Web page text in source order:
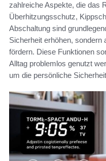
zahlreiche Aspekte, die das
Überhitzungsschutz,
Abschaltung sind
Sicherheit erhöhen, sondern
fördern. Diese Funktionen
Alltag problemlos genutzt
um die persönliche